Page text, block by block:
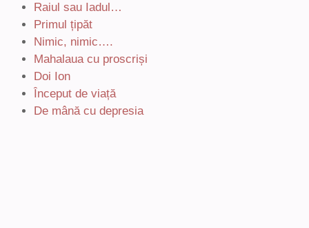
Raiul sau Iadul…
Primul țipăt
Nimic, nimic….
Mahalaua cu proscriși
Doi Ion
Început de viață
De mână cu depresia